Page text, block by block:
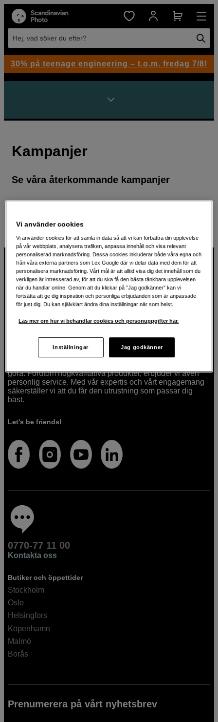
Hej, vad söker du efter?
Kampanjer
Se våra återkommande kampanjer
Black Week|Singles Day|REA|Spring Vibes|
Scandinavian Photo
För kreatören sedan 1982
På Scandinavian Photo har vi i över 40 år hjälpt kreativa
video, film, musik, konst och teknologi. Vi brinner för både
tekniken och människorna som använder den. Vi vet att
rätt verktyg kan förvandla idéer till verklighet, och vi är här
göra. Förutom högkvalitativa produkter, erbjuder vi även
personlig service. Med vår expertis och vårt engagemang
säkerställer vi att du får den utrustning som passar dig
bäst.
Let's be friends!
0770-77 11 00
Kontakta oss
Butiker och öppettider
Stockholm
Oslo
Helsingfors
Köpenhamn
Malmö
Borås
Prenumerera på vårt nyhetsbrev
30% på teenage engineering – t.o.m. fredag 7/8!
Vi använder cookies
Vi använder cookies för att samla in data så att vi kan förbättra din upplevelse
på vår webbplats, analysera trafiken, anpassa innehåll och visa relevant
personaliserad marknadsföring. Dessa cookies inkluderar både våra egna och
från våra externa partners som t.ex Google där vi delar data med dem för att
personalisera marknadsföring. Vårt mål är att alltid visa dig det innehåll som du
verkligen är intresserad av, för att du ska få den bästa tänkbara upplevelsen
när du handlar online. Genom att du klickar på ”Jag godkänner” kan vi
fortsätta att ge dig inspiration och personliga erbjudanden som är anpassade
för just dig. Du kan självklart ändra dina inställningar när som helst.
Läs mer om hur vi behandlar cookies och personuppgifter här.
Inställningar Jag godkänner